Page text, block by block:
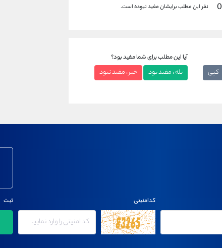
0 نفر این مطلب برایشان مفید نبوده است.
کپی
آیا این مطلب برای شما مفید بود؟
بله ، مفید بود خیر ، مفید نبود
کدامنیتی ثبت